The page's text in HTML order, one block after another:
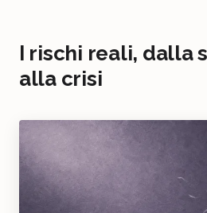
I rischi reali, dalla
alla crisi